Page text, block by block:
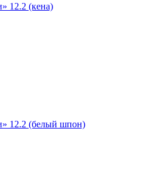
12.2 (кена)
12.2 (белый шпон)